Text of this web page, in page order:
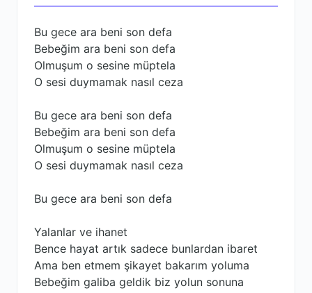
Bu gece ara beni son defa
Bebeğim ara beni son defa
Olmuşum o sesine müptela
O sesi duymamak nasıl ceza
Bu gece ara beni son defa
Bebeğim ara beni son defa
Olmuşum o sesine müptela
O sesi duymamak nasıl ceza
Bu gece ara beni son defa
Yalanlar ve ihanet
Bence hayat artık sadece bunlardan ibaret
Ama ben etmem şikayet bakarım yoluma
Bebeğim galiba geldik biz yolun sonuna